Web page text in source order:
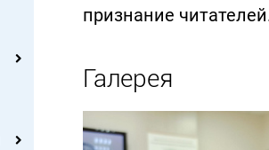
признание
Галерея